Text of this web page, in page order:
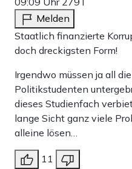
Melden
Staatlich finanzierte
doch dreckigsten Form!
Irgendwo müssen ja all
Politikstudenten
dieses Studienfach
lange Sicht ganz viele
alleine lösen…
11